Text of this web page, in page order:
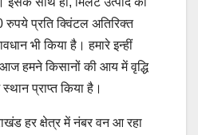
रुपये प्रति क्विंटल अतिरिक्त
भी किया है। हमारे इन्हीं
आज हमने किसानों की आय में वृद्धि
प्राप्त किया है।
हर क्षेत्र में नंबर वन आ रहा